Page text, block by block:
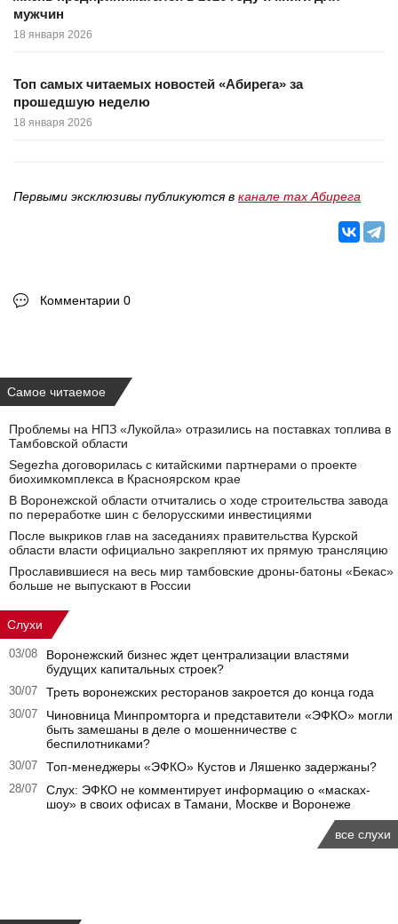
мужчин
18 января 2026
Топ самых читаемых новостей «Абирега» за
прошедшую неделю
18 января 2026
Первыми эксклюзивы публикуются в канале max Абирега
Комментарии 0
Самое читаемое
Проблемы на НПЗ «Лукойла» отразились на поставках топлива в
Тамбовской области
Segezha договорилась с китайскими партнерами о проекте
биохимкомплекса в Красноярском крае
В Воронежской области отчитались о ходе строительства завода
по переработке шин с белорусскими инвестициями
После выкриков глав на заседаниях правительства Курской
области власти официально закрепляют их прямую трансляцию
Прославившиеся на весь мир тамбовские дроны-батоны «Бекас»
больше не выпускают в России
Слухи
03/08
Воронежский бизнес ждет централизации властями
будущих капитальных строек?
30/07 Треть воронежских ресторанов закроется до конца года
30/07
Чиновница Минпромторга и представители «ЭФКО» могли
быть замешаны в деле о мошенничестве с
беспилотниками?
30/07 Топ-менеджеры «ЭФКО» Кустов и Ляшенко задержаны?
28/07
Слух: ЭФКО не комментирует информацию о «масках-
шоу» в своих офисах в Тамани, Москве и Воронеже
все слухи